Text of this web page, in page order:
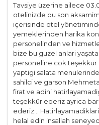
Tavsiye üzerine ailece
otelinizde bu son
içerisinde otel
yemeklerinden harika
personelinden ve
bize bu guzel anlari
personeline cok teşekkür
yaptigi salata
sahilci ve garson
firat ve adini
teşekkür ederiz ayrica
ederiz...
helal edin insallah